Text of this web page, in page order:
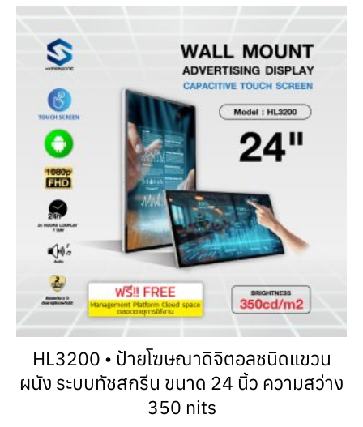
HL3200 • ป้ายโฆษณาดิจิตอลชนิดแขวน
ผนัง ระบบทัชสกรีน ขนาด 24 นิ้ว ความสว่าง
350 nits